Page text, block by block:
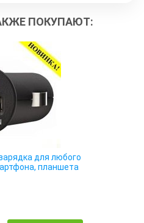
ПОКУПАЮТ:
для любого
планшета